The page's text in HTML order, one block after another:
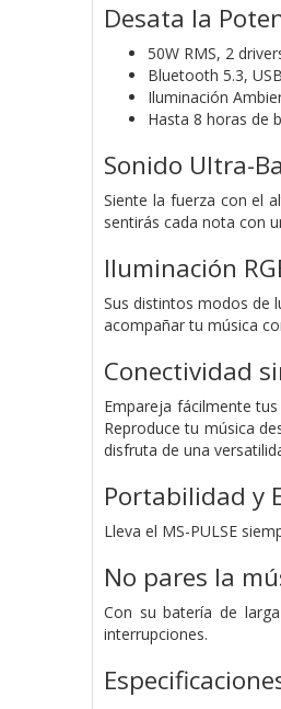
Desata la
50W RMS, 2
Bluetooth 5.3,
Iluminación
Hasta 8 horas de
Sonido Ultra-
Siente la fuerza con el
sentirás cada nota con
Iluminación
Sus distintos modos de
acompañar tu música
Conectividad
Empareja fácilmente
Reproduce tu música
disfruta de una
Portabilidad y
Lleva el MS-PULSE
No pares la
Con su batería de
interrupciones.